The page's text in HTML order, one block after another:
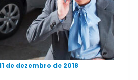
de dezembro de 2018